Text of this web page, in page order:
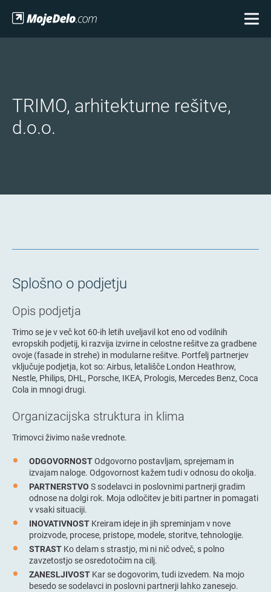
TRIMO, arhitekturne rešitve,
d.o.o.
Splošno o podjetju
Opis podjetja
Trimo se je v več kot 60-ih letih uveljavil kot eno od vodilnih
evropskih podjetij, ki razvija izvirne in celostne rešitve za gradbene
ovoje (fasade in strehe) in modularne rešitve. Portfelj partnerjev
vključuje podjetja, kot so: Airbus, letališče London Heathrow,
Nestle, Philips, DHL, Porsche, IKEA, Prologis, Mercedes Benz, Coca
Cola in mnogi drugi.
Organizacijska struktura in klima
Trimovci živimo naše vrednote.
ODGOVORNOSTOdgovorno postavljam, sprejemam in
izvajam naloge. Odgovornost kažem tudi v odnosu do okolja.
PARTNERSTVO S sodelavci in poslovnimi partnerji gradim
odnose na dolgi rok. Moja odločitev je biti partner in pomagati
v vsaki situaciji.
INOVATIVNOST Kreiram ideje in jih spreminjam v nove
proizvode, procese, pristope, modele, storitve, tehnologije.
STRAST Ko delam s strastjo, mi ni nič odveč, s polno
zavzetostjo se osredotočim na cilj.
ZANESLJIVOST Kar se dogovorim, tudi izvedem. Na mojo
besedo se sodelavci in poslovni partnerji lahko zanesejo.